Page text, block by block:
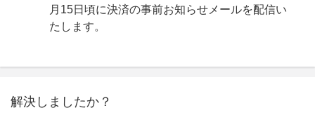
月15日頃に決済の事前お知らせメールを配信い
たします。
解決しましたか？